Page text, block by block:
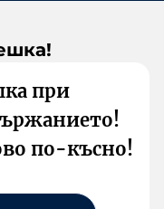
при
по-късно!